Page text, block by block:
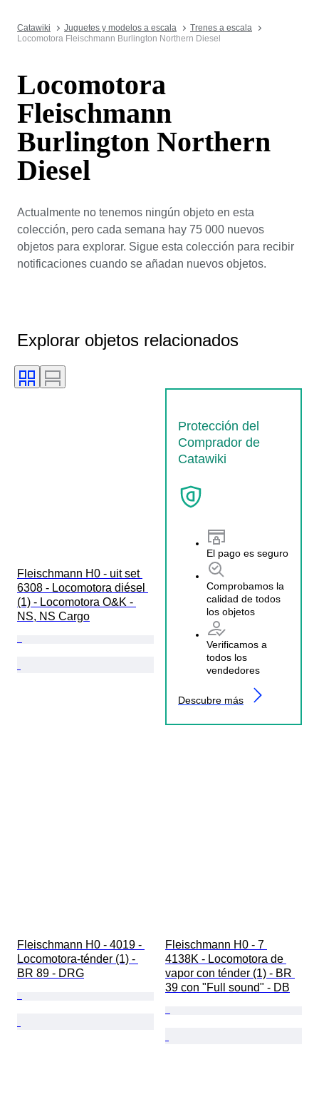
Catawiki Juguetes y modelos a escala
Trenes a escala
Locomotora Fleischmann Burlington Northern Diesel
Locomotora
Fleischmann
Burlington Northern
Diesel
Actualmente no tenemos ningún objeto en esta
colección, pero cada semana hay 75 000 nuevos
objetos para explorar. Sigue esta colección para recibir
notificaciones cuando se añadan nuevos objetos.
Explorar objetos relacionados
Protección del
Comprador de
Catawiki
El pago es seguro
Comprobamos la
calidad de todos
los objetos
Verificamos a
todos los
vendedores
Descubre más
Fleischmann H0 - uit set
6308 - Locomotora diésel
(1) - Locomotora O&K -
NS, NS Cargo
Fleischmann H0 - 4019 -
Locomotora-ténder (1) -
BR 89 - DRG
Fleischmann H0 - 7
4138K - Locomotora de
vapor con ténder (1) - BR
39 con "Full sound" - DB